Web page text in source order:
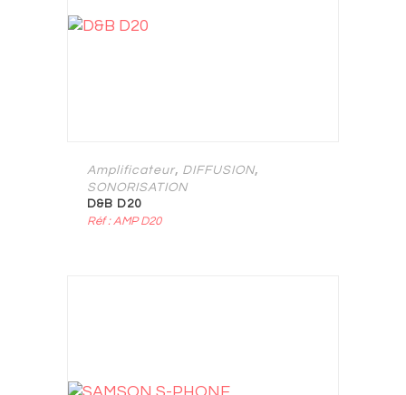
Amplificateur, DIFFUSION,
SONORISATION
D&B D20
Réf : AMP D20